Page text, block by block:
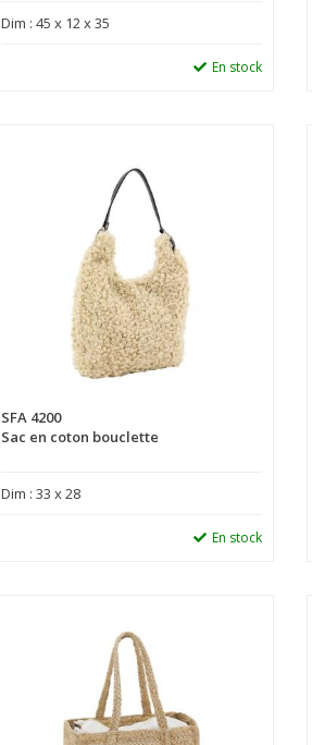
Dim : 45 x 12 x 35
En stock
SFA 4200
Sac en coton bouclette
Dim : 33 x 28
En stock